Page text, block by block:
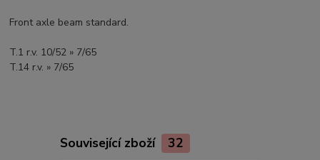
Front axle beam standard.
T.1 r.v. 10/52 » 7/65
T.14 r.v. » 7/65
Související zboží 32